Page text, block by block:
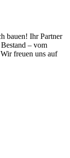
bauen! Ihr Partner
– vom
freuen uns auf